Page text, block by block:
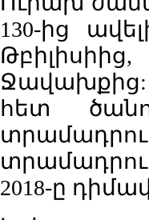
130-ից
հետ
2018-ը